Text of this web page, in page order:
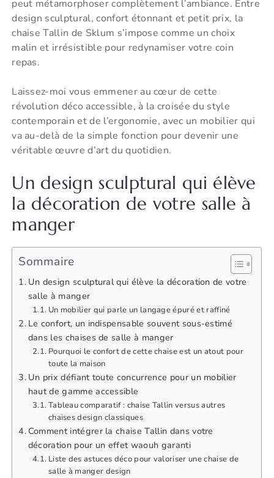
peut métamorphoser complètement l’ambiance. Entre
design sculptural, confort étonnant et petit prix, la
chaise Tallin de Sklum s’impose comme un choix
malin et irrésistible pour redynamiser votre coin
repas.
Laissez-moi vous emmener au cœur de cette
révolution déco accessible, à la croisée du style
contemporain et de l’ergonomie, avec un mobilier qui
va au-delà de la simple fonction pour devenir une
véritable œuvre d’art du quotidien.
Un design sculptural qui élève
la décoration de votre salle à
manger
Sommaire
Un design sculptural qui élève la décoration de votre
salle à manger
Un mobilier qui parle un langage épuré et raffiné
Le confort, un indispensable souvent sous-estimé
dans les chaises de salle à manger
Pourquoi le confort de cette chaise est un atout pour
toute la maison
Un prix défiant toute concurrence pour un mobilier
haut de gamme accessible
Tableau comparatif : chaise Tallin versus autres
chaises design classiques
Comment intégrer la chaise Tallin dans votre
décoration pour un effet waouh garanti
Liste des astuces déco pour valoriser une chaise de
salle à manger design